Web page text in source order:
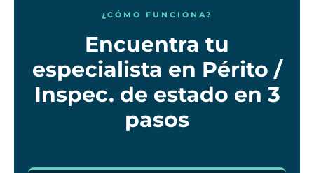
¿CÓMO FUNCIONA?
Encuentra tu
especialista en Périto /
Inspec. de estado en 3
pasos